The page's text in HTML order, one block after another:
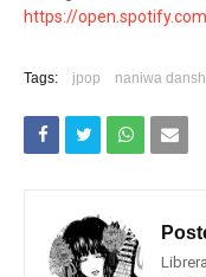
https://
Tags: jpop naniwa